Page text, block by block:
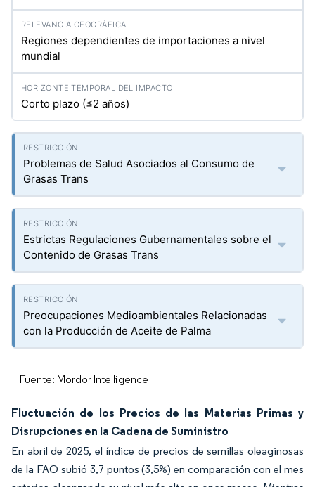
Regiones dependientes de importaciones a nivel
mundial
Corto plazo (≤2 años)
Problemas de Salud Asociados al Consumo de
Grasas Trans
Estrictas Regulaciones Gubernamentales sobre el
Contenido de Grasas Trans
Preocupaciones Medioambientales Relacionadas
con la Producción de Aceite de Palma
Fuente: Mordor Intelligence
Fluctuación de los Precios de las Materias Primas y
Disrupciones en la Cadena de Suministro
En abril de 2025, el índice de precios de semillas oleaginosas
de la FAO subió 3,7 puntos (3,5%) en comparación con el mes